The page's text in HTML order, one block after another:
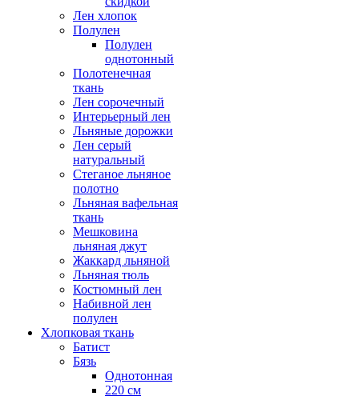
Лен хлопок
Полулен
Полулен
однотонный
Полотенечная
ткань
Лен сорочечный
Интерьерный лен
Льняные дорожки
Лен серый
натуральный
Стеганое льняное
полотно
Льняная вафельная
ткань
Мешковина
льняная джут
Жаккард льняной
Льняная тюль
Костюмный лен
Набивной лен
полулен
Хлопковая ткань
Батист
Бязь
Однотонная
220 см